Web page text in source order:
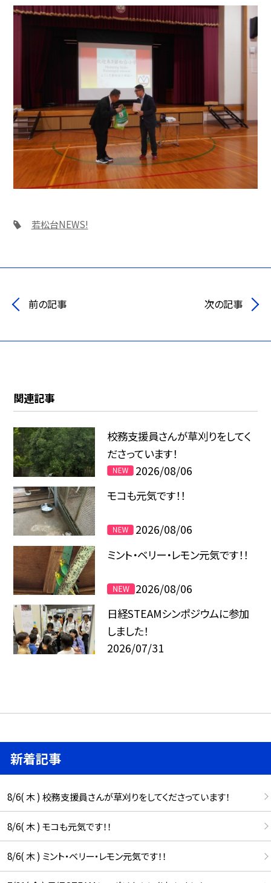
若松台NEWS!
前の記事 次の記事
関連記事
校務支援員さんが草刈りをしてく
ださっています！
2026/08/06
モコも元気です！！
2026/08/06
ミント・ベリー・レモン元気です！！
2026/08/06
日経STEAMシンポジウムに参加
しました！
2026/07/31
新着記事
8/6( 木 ) 校務支援員さんが草刈りをしてくださっています！
8/6( 木 ) モコも元気です！！
8/6( 木 ) ミント・ベリー・レモン元気です！！